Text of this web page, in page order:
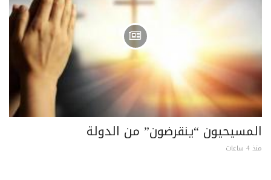
المسيحيون “ينقرضون” من الدولة
منذ 4 ساعات